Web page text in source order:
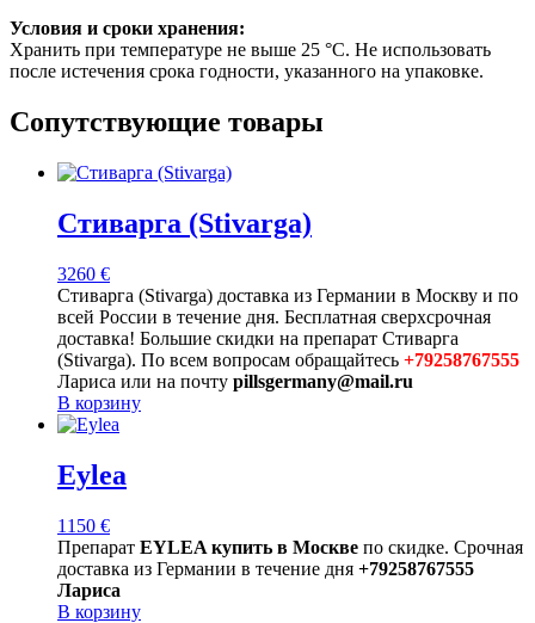
Условия и сроки хранения:
Хранить при температуре не выше 25 °C. Не использовать
после истечения срока годности, указанного на упаковке.
Сопутствующие товары
Стиварга (Stivarga)
3260 €
Стиварга (Stivarga) доставка из Германии в Москву и по
всей России в течение дня. Бесплатная сверхсрочная
доставка! Большие скидки на препарат Стиварга
(Stivarga). По всем вопросам обращайтесь +79258767555
Лариса или на почту pillsgermany@mail.ru
В корзину
Eylea
1150 €
Препарат EYLEA купить в Москве по скидке. Срочная
доставка из Германии в течение дня +79258767555
Лариса
В корзину